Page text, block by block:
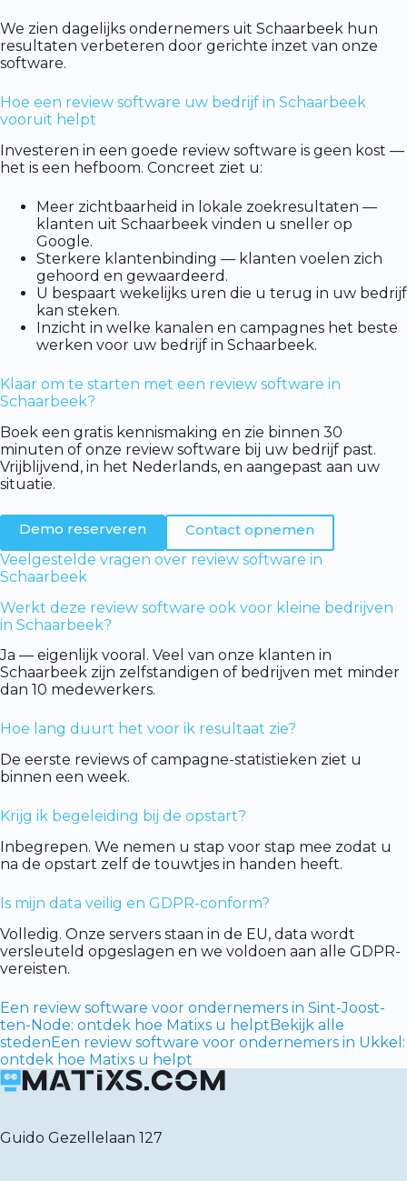
We zien dagelijks ondernemers uit Schaarbeek hun
resultaten verbeteren door gerichte inzet van onze
software.
Hoe een review software uw bedrijf in Schaarbeek
vooruit helpt
Investeren in een goede review software is geen kost —
het is een hefboom. Concreet ziet u:
Meer zichtbaarheid in lokale zoekresultaten —
klanten uit Schaarbeek vinden u sneller op
Google.
Sterkere klantenbinding — klanten voelen zich
gehoord en gewaardeerd.
U bespaart wekelijks uren die u terug in uw bedrijf
kan steken.
Inzicht in welke kanalen en campagnes het beste
werken voor uw bedrijf in Schaarbeek.
Klaar om te starten met een review software in
Schaarbeek?
Boek een gratis kennismaking en zie binnen 30
minuten of onze review software bij uw bedrijf past.
Vrijblijvend, in het Nederlands, en aangepast aan uw
situatie.
Demo reserveren
Contact opnemen
Veelgestelde vragen over review software in
Schaarbeek
Werkt deze review software ook voor kleine bedrijven
in Schaarbeek?
Ja — eigenlijk vooral. Veel van onze klanten in
Schaarbeek zijn zelfstandigen of bedrijven met minder
dan 10 medewerkers.
Hoe lang duurt het voor ik resultaat zie?
De eerste reviews of campagne-statistieken ziet u
binnen een week.
Krijg ik begeleiding bij de opstart?
Inbegrepen. We nemen u stap voor stap mee zodat u
na de opstart zelf de touwtjes in handen heeft.
Is mijn data veilig en GDPR-conform?
Volledig. Onze servers staan in de EU, data wordt
versleuteld opgeslagen en we voldoen aan alle GDPR-
vereisten.
Een review software voor ondernemers in Sint-Joost-
ten-Node: ontdek hoe Matixs u helptBekijk alle
stedenEen review software voor ondernemers in Ukkel:
ontdek hoe Matixs u helpt
Guido Gezellelaan 127